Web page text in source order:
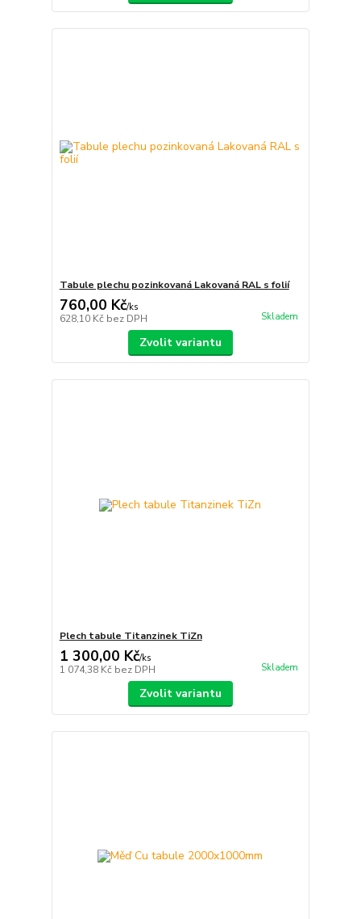
Tabule plechu pozinkovaná Lakovaná RAL s folií
760,00 Kč/ks
628,10 Kč bez DPH Skladem
Zvolit variantu
Plech tabule Titanzinek TiZn
1 300,00 Kč/ks
1 074,38 Kč bez DPH Skladem
Zvolit variantu